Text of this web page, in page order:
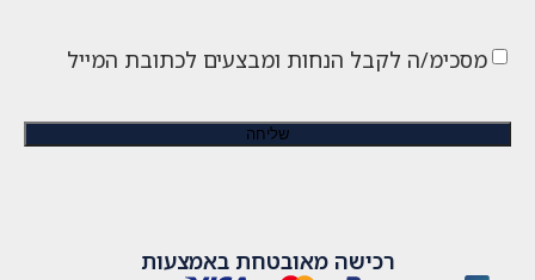
מסכימ/ה לקבל הנחות ומבצעים לכתובת המייל
רכישה מאובטחת באמצעות